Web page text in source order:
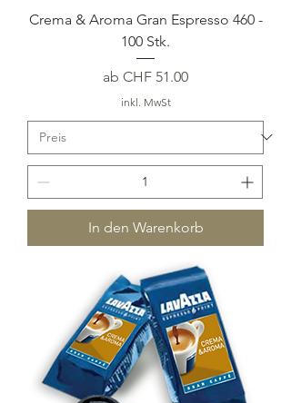
Crema & Aroma Gran Espresso 460 -
100 Stk.
ab CHF 51.00
Sale-Preis
inkl. MwSt
In den Warenkorb